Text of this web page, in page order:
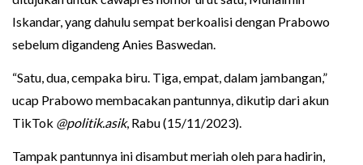
Iskandar, yang dahulu sempat berkoalisi dengan Prabowo
sebelum digandeng Anies Baswedan.
“Satu, dua, cempaka biru. Tiga, empat, dalam jambangan,”
ucap Prabowo membacakan pantunnya, dikutip dari akun
TikTok @politik.asik, Rabu (15/11/2023).
Tampak pantunnya ini disambut meriah oleh para hadirin,